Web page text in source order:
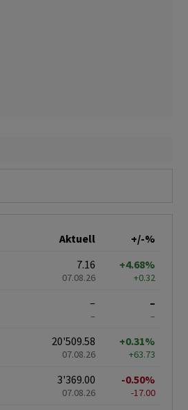
Aktuell
+/-%
7.16
07.08.26
+4.68%
+0.32
–
–
–
–
20'509.58
07.08.26
+0.31%
+63.73
3'369.00
07.08.26
-0.50%
-17.00